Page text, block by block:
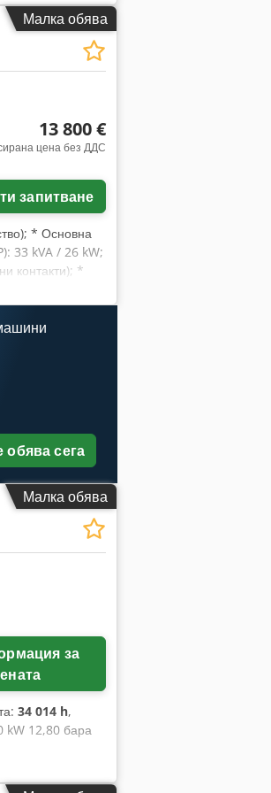
Малка обява
13 800 €
цена без ДДС
запитване
* Основна
33 kVA / 26 kW;
контакти); *
обява сега
Малка обява
34 014 h,
kW 12,80 бара